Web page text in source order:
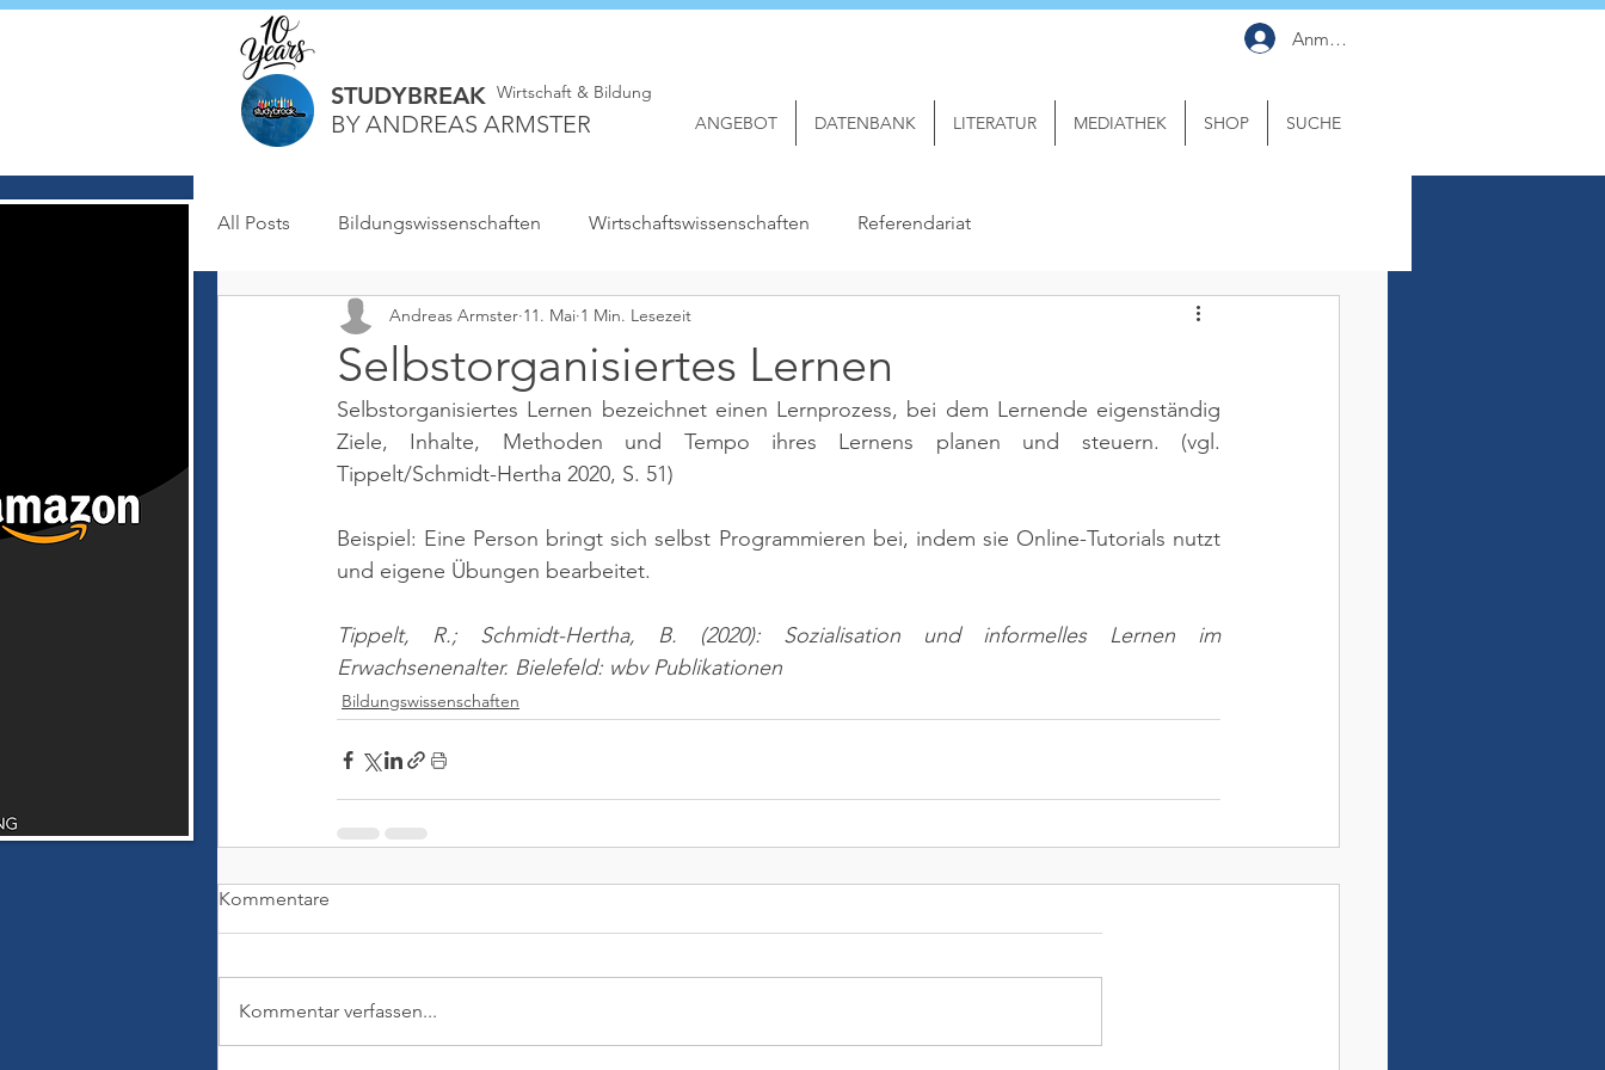
STUDYBREAK
BY ANDREAS ARMSTER
Wirtschaft & Bildung
Anmelden
ANGEBOT DATENBANK LITERATUR MEDIATHEK SHOP SUCHE
All Posts Bildungswissenschaften Wirtschaftswissenschaften Referendariat
Selbstorganisiertes Lernen
Andreas Armster 11. Mai 1 Min. Lesezeit
Selbstorganisiertes Lernen bezeichnet einen Lernprozess, bei dem Lernende eigenständig
Ziele, Inhalte, Methoden und Tempo ihres Lernens planen und steuern. (vgl.
Tippelt/Schmidt-Hertha 2020, S. 51)
Beispiel: Eine Person bringt sich selbst Programmieren bei, indem sie Online-Tutorials nutzt
und eigene Übungen bearbeitet.
Tippelt, R.; Schmidt-Hertha, B. (2020): Sozialisation und informelles Lernen im
Erwachsenenalter. Bielefeld: wbv Publikationen
Bildungswissenschaften
Kommentare
Kommentar verfassen...